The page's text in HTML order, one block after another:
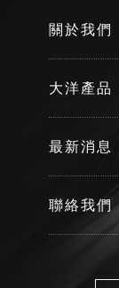
關於我們
大洋產品
最新消息
聯絡我們